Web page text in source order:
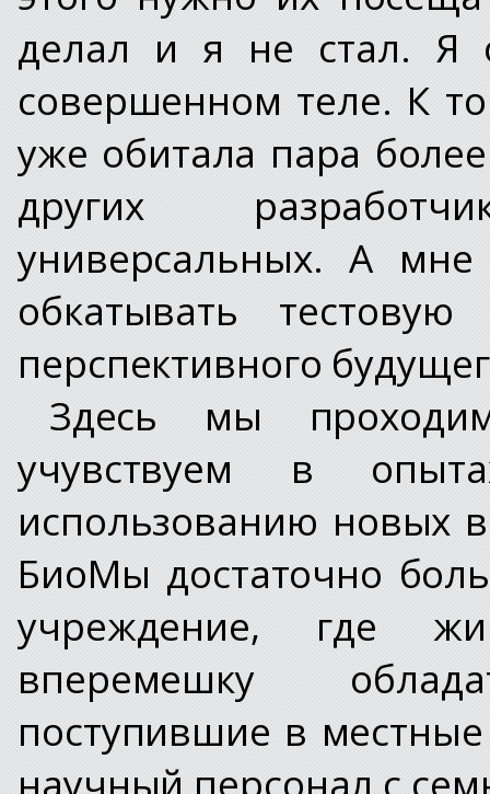
делал и я не стал. Я
совершенном теле. К
уже обитала пара
других
универсальных. А
обкатывать
перспективного
Здесь мы проходим
учувствуем в
использованию новых
БиоМы достаточно
учреждение, где
вперемешку
поступившие в
научный персонал с